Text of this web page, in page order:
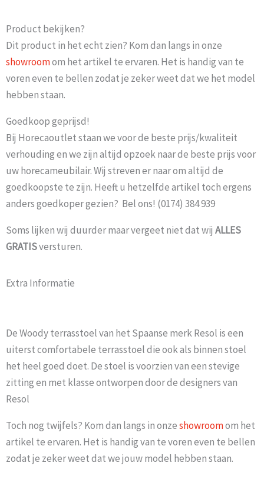
Product bekijken?
Dit product in het echt zien? Kom dan langs in onze
showroomom het artikel te ervaren. Het is handig van te
voren even te bellen zodat je zeker weet dat we het model
hebben staan.
Goedkoop geprijsd!
Bij Horecaoutlet staan we voor de beste prijs/kwaliteit
verhouding en we zijn altijd opzoek naar de beste prijs voor
uw horecameubilair. Wij streven er naar om altijd de
goedkoopste te zijn. Heeft u hetzelfde artikel toch ergens
anders goedkoper gezien? Bel ons! (0174) 384 939
Soms lijken wij duurder maar vergeet niet dat wij ALLES
GRATISversturen.
Extra Informatie
De Woody terrasstoel van het Spaanse merk Resol is een
uiterst comfortabele terrasstoel die ook als binnen stoel
het heel goed doet. De stoel is voorzien van een stevige
zitting en met klasse ontworpen door de designers van
Resol
Toch nog twijfels? Kom dan langs in onzeshowroomom het
artikel te ervaren. Het is handig van te voren even te bellen
zodat je zeker weet dat we jouw model hebben staan.